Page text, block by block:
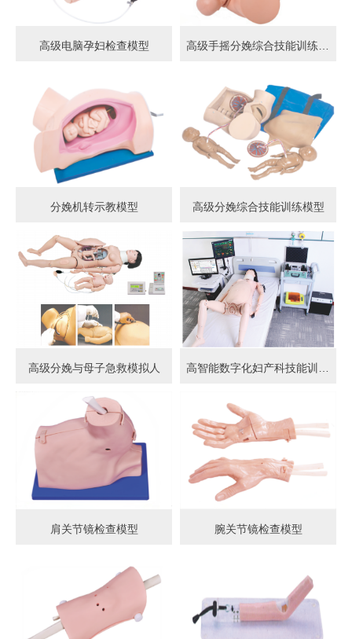
高级电脑孕妇检查模型 高级手摇分娩综合技能训练模型
分娩机转示教模型 高级分娩综合技能训练模型
高级分娩与母子急救模拟人
肩关节镜检查模型 腕关节镜检查模型